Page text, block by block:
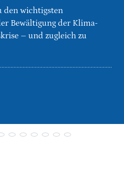
den wichtigsten
Bewältigung der Klima-
– und zugleich zu